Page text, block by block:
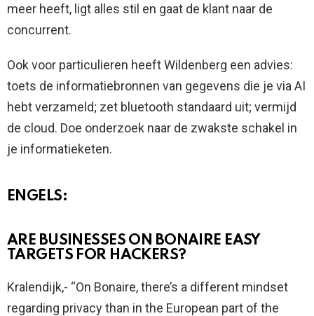
meer heeft, ligt alles stil en gaat de klant naar de
concurrent.
Ook voor particulieren heeft Wildenberg een advies:
toets de informatiebronnen van gegevens die je via AI
hebt verzameld; zet bluetooth standaard uit; vermijd
de cloud. Doe onderzoek naar de zwakste schakel in
je informatieketen.
ENGELS:
ARE BUSINESSES ON BONAIRE EASY
TARGETS FOR HACKERS?
Kralendijk,- “On Bonaire, there’s a different mindset
regarding privacy than in the European part of the